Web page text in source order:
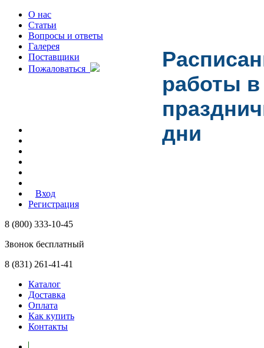
О нас
Статьи
Вопросы и ответы
Галерея
Поставщики
Пожаловаться
Вход
Регистрация
8 (800) 333-10-45
Звонок бесплатный
8 (831) 261-41-41
Каталог
Доставка
Оплата
Как купить
Контакты
работы в
дни